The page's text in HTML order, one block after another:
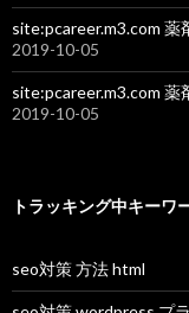
site:pcareer.m3.com 薬
2019-10-05
site:pcareer.m3.com 薬
2019-10-05
トラッキング中キーワ
seo対策 方法 html